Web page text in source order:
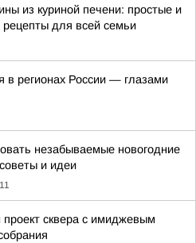
из куриной печени: простые и
для всей семьи
в регионах России — глазами
незабываемые новогодние
и идеи
проект сквера с имиджевым